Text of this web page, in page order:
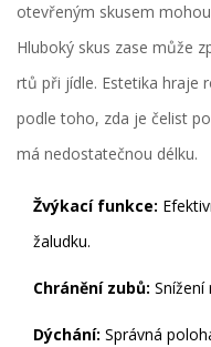
otevřeným skusem
Hluboký skus zase může
rtů při jídle. Estetika hraje
podle toho, zda je čelist
má nedostatečnou délku.
Žvýkací funkce:
žaludku.
Chránění zubů: Snížení
Dýchání: Správná